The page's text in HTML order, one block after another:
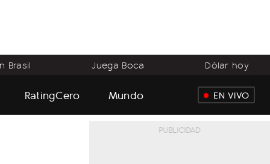
Brasil Juega Boca Dólar hoy
RatingCero Mundo EN VIVO